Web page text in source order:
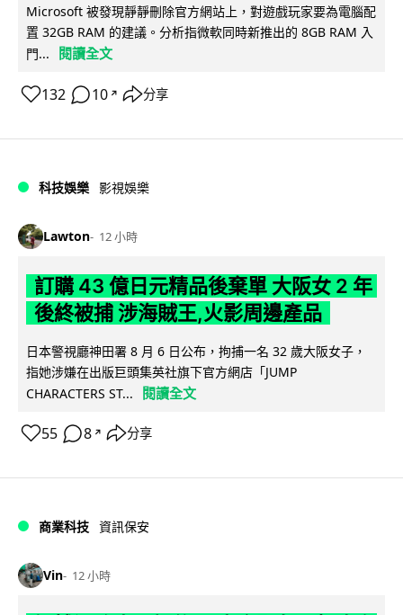
Microsoft 被發現靜靜刪除官方網站上，對遊戲玩家要為電腦配
置 32GB RAM 的建議。分析指微軟同時新推出的 8GB RAM 入
門...
閱讀全文
132 10 ↗ 分享
科技娛樂 影視娛樂
Lawton 12 小時
訂購 43 億日元精品後棄單 大阪女 2 年
後終被捕 涉海賊王,火影周邊產品
日本警視廳神田署 8 月 6 日公布，拘捕一名 32 歲大阪女子，
指她涉嫌在出版巨頭集英社旗下官方網店「JUMP
CHARACTERS ST...
閱讀全文
55 8 ↗ 分享
商業科技 資訊保安
Vin 12 小時